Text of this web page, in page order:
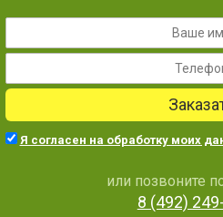
Я согласен на обработку моих
или позвоните
8 (492)